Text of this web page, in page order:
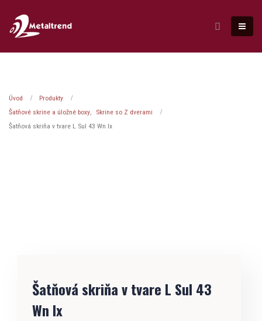
Úvod
Produkty
Šatňové skrine a úložné boxy,
Skrine so Z dverami
Šatňová skriňa v tvare L Sul 43 Wn lx
Šatňová skriňa v tvare L Sul 43
Wn lx